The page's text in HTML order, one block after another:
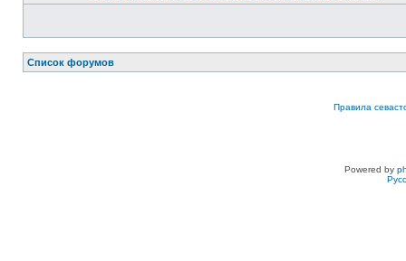
Список форумов
Правила
Powered by